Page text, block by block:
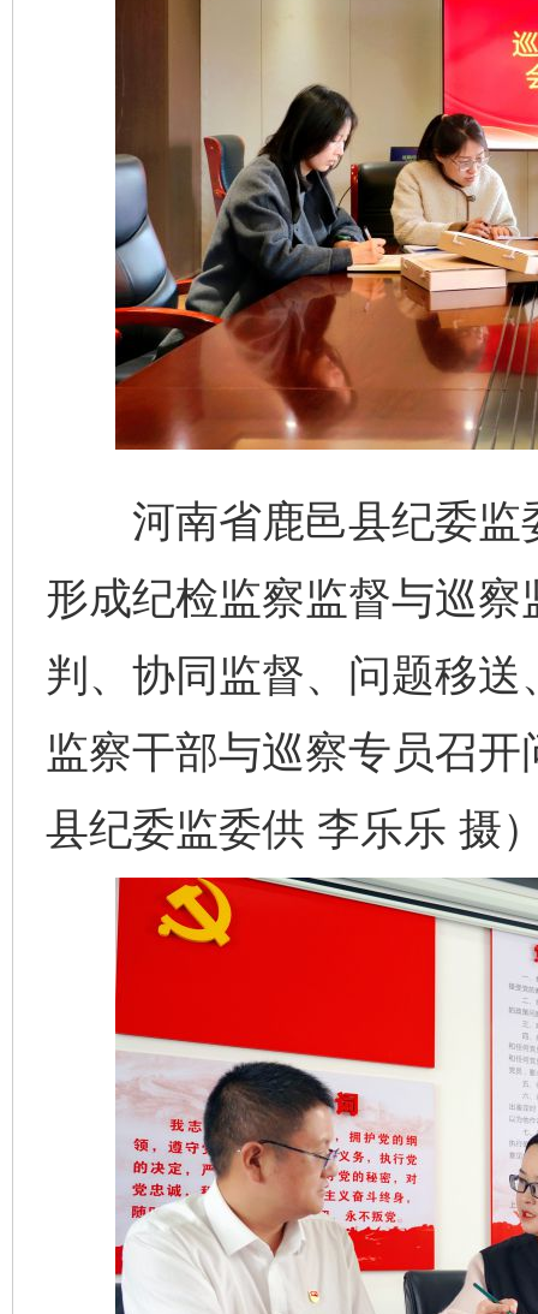
河南省鹿邑县纪委监
形成纪检监察监督与巡
判、协同监督、问题移
监察干部与巡察专员召
县纪委监委供 李乐乐 摄